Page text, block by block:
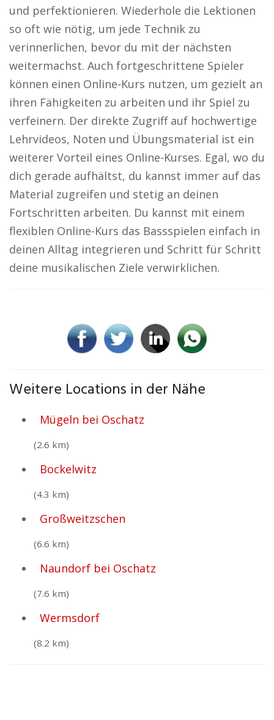
und perfektionieren. Wiederhole die Lektionen
so oft wie nötig, um jede Technik zu
verinnerlichen, bevor du mit der nächsten
weitermachst. Auch fortgeschrittene Spieler
können einen Online-Kurs nutzen, um gezielt an
ihren Fähigkeiten zu arbeiten und ihr Spiel zu
verfeinern. Der direkte Zugriff auf hochwertige
Lehrvideos, Noten und Übungsmaterial ist ein
weiterer Vorteil eines Online-Kurses. Egal, wo du
dich gerade aufhältst, du kannst immer auf das
Material zugreifen und stetig an deinen
Fortschritten arbeiten. Du kannst mit einem
flexiblen Online-Kurs das Bassspielen einfach in
deinen Alltag integrieren und Schritt für Schritt
deine musikalischen Ziele verwirklichen.
Weitere Locations in der Nähe
Mügeln bei Oschatz
(2.6 km)
Bockelwitz
(4.3 km)
Großweitzschen
(6.6 km)
Naundorf bei Oschatz
(7.6 km)
Wermsdorf
(8.2 km)